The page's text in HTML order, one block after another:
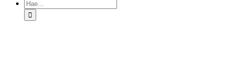
Etsi
...